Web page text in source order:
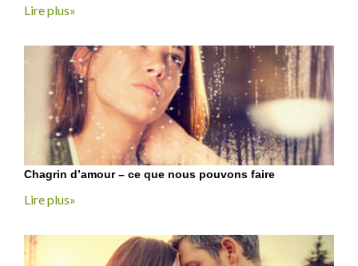
Lire plus»
Chagrin d’amour – ce que nous pouvons faire
Lire plus»